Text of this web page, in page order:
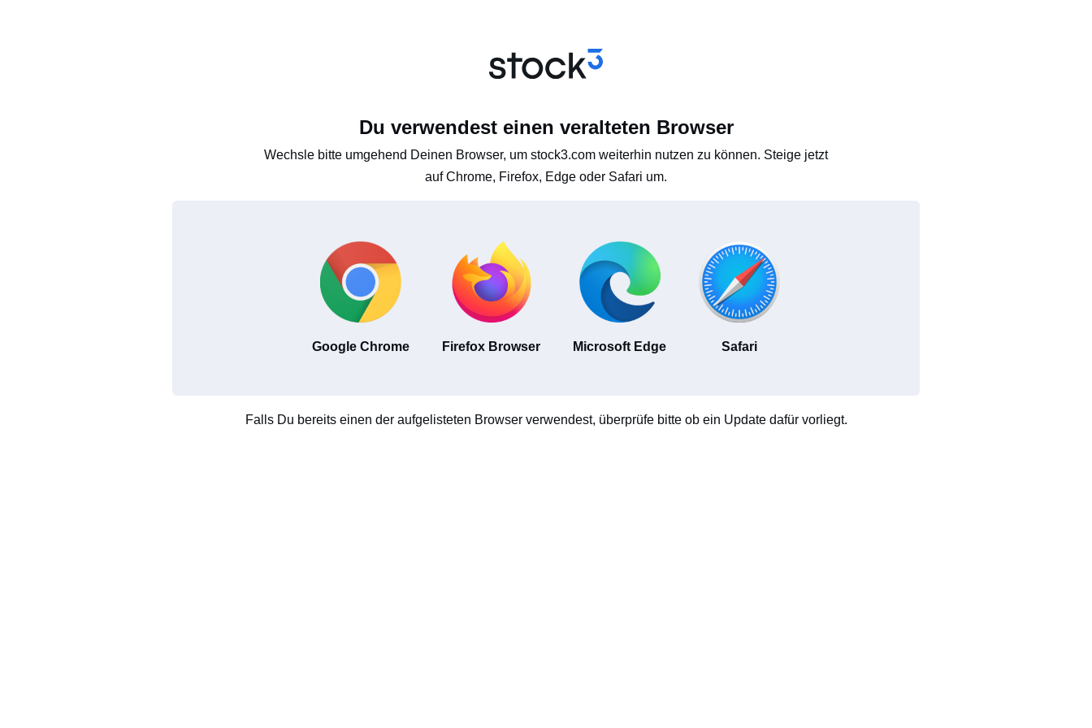
Du verwendest einen veralteten Browser
Wechsle bitte umgehend Deinen Browser, um stock3.com weiterhin nutzen zu können. Steige jetzt
auf Chrome, Firefox, Edge oder Safari um.
Google Chrome Firefox Browser Microsoft Edge Safari
Falls Du bereits einen der aufgelisteten Browser verwendest, überprüfe bitte ob ein Update dafür vorliegt.